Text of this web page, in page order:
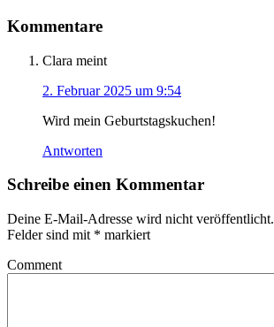
Kommentare
Clara meint
2. Februar 2025 um 9:54
Wird mein Geburtstagskuchen!
Antworten
Schreibe einen Kommentar
Deine E-Mail-Adresse wird nicht veröffentlicht.
Felder sind mit * markiert
Comment